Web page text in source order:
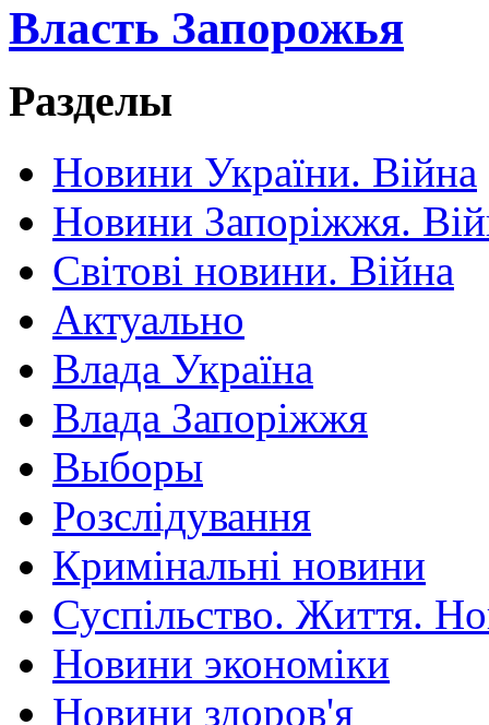
Власть Запорожья
Разделы
Новини України. Війна
Новини Запоріжжя.
Світові новини. Війна
Актуально
Влада Україна
Влада Запоріжжя
Выборы
Розслідування
Кримінальні новини
Суспільство. Життя.
Новини экономіки
Новини здоров'я